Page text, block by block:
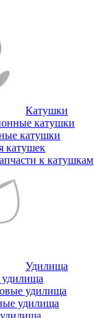
Катушки
катушки
катушки
катушек
к катушкам
Удилища
удилища
удилища